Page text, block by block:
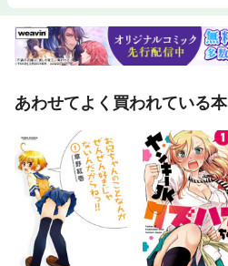
あわせてよく買われている本